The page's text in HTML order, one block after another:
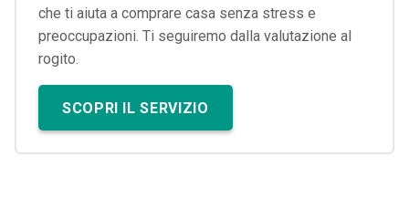
che ti aiuta a comprare casa senza stress e
preoccupazioni. Ti seguiremo dalla valutazione al
rogito.
SCOPRI IL SERVIZIO